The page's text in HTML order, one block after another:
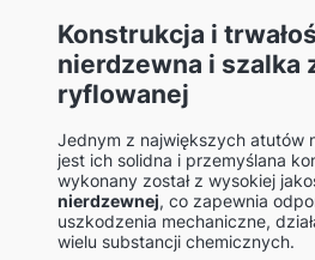
Konstrukcja i
nierdzewna i szalka
ryflowanej
Jednym z największych atutów
jest ich solidna i przemyślana
wykonany został z wysokiej
nierdzewnej, co zapewnia
uszkodzenia mechaniczne,
wielu substancji chemicznych.